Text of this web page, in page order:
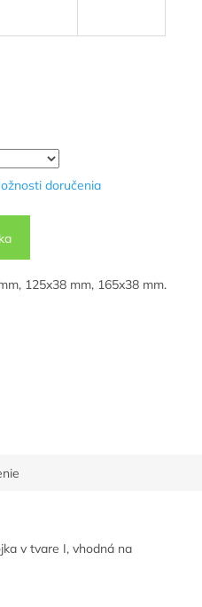
doručenia
125x38 mm, 165x38 mm.
v tvare I, vhodná na